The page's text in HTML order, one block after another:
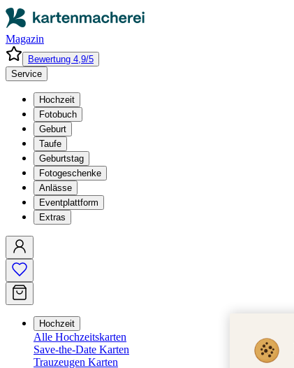
Magazin
Bewertung 4,9/5
Service
Hochzeit
Fotobuch
Geburt
Taufe
Geburtstag
Fotogeschenke
Anlässe
Eventplattform
Extras
Hochzeit
Alle Hochzeitskarten
Save-the-Date Karten
Trauzeugen Karten